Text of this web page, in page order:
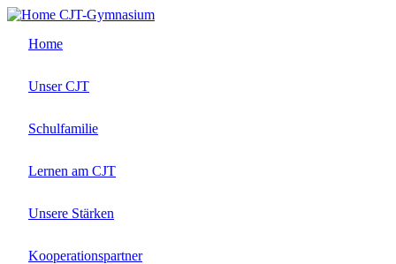
Direkt
Inhalt
CJT-Gymnasium
Home
Unser CJT
Schulfamilie
Lernen am CJT
Unsere Stärken
Kooperationspartner